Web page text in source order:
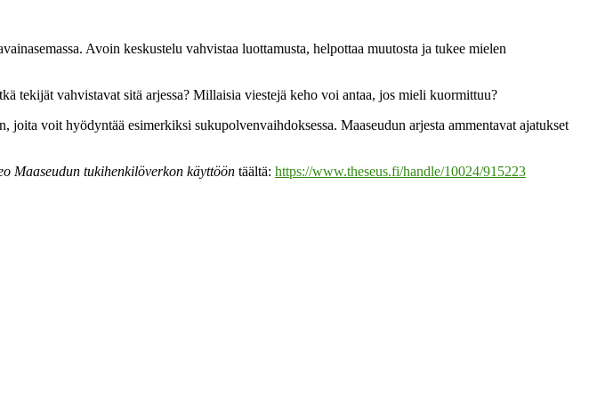
Avoin keskustelu vahvistaa luottamusta, helpottaa muutosta ja tukee mielen
tekijät vahvistavat sitä arjessa? Millaisia viestejä keho voi antaa, jos mieli kuormittuu?
voit hyödyntää esimerkiksi sukupolvenvaihdoksessa. Maaseudun arjesta ammentavat ajatukset
Maaseudun tukihenkilöverkon käyttöön täältä: https://www.theseus.fi/handle/10024/915223